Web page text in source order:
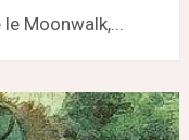
Moonwalk,...